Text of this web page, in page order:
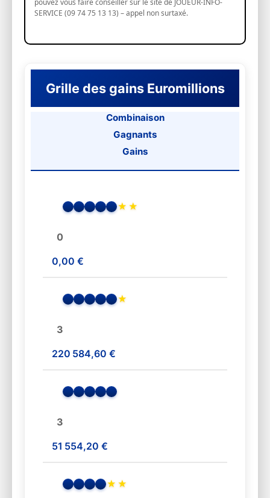
pouvez vous faire conseiller sur le site de JOUEUR-INFO-
SERVICE (09 74 75 13 13) – appel non surtaxé.
Grille des gains Euromillions
Combinaison
Gagnants
Gains
★ ★
0
0,00 €
★
3
220 584,60 €
3
51 554,20 €
★ ★